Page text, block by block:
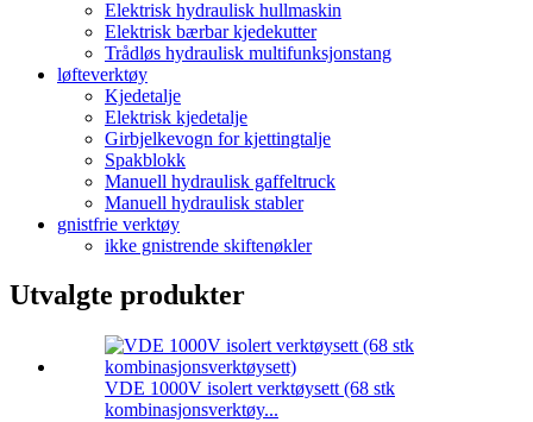
Elektrisk hydraulisk hullmaskin
Elektrisk bærbar kjedekutter
Trådløs hydraulisk multifunksjonstang
løfteverktøy
Kjedetalje
Elektrisk kjedetalje
Girbjelkevogn for kjettingtalje
Spakblokk
Manuell hydraulisk gaffeltruck
Manuell hydraulisk stabler
gnistfrie verktøy
ikke gnistrende skiftenøkler
Utvalgte produkter
VDE 1000V isolert verktøysett (68 stk
kombinasjonsverktøy...